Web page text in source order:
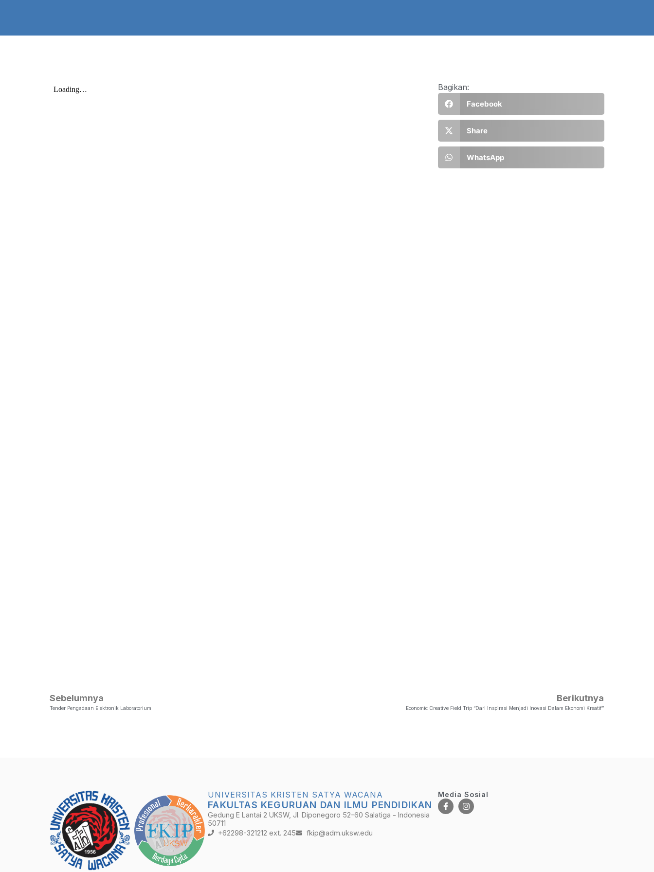
Bagikan:
Facebook
Share
WhatsApp
Sebelumnya
Tender Pengadaan Elektronik Laboratorium
Berikutnya
Economic Creative Field Trip “Dari Inspirasi Menjadi Inovasi Dalam Ekonomi Kreatif”
UNIVERSITAS KRISTEN SATYA WACANA
FAKULTAS KEGURUAN DAN ILMU PENDIDIKAN
Gedung E Lantai 2 UKSW, Jl. Diponegoro 52-60 Salatiga - Indonesia
50711
+62298-321212 ext. 245
fkip@adm.uksw.edu
Media Sosial